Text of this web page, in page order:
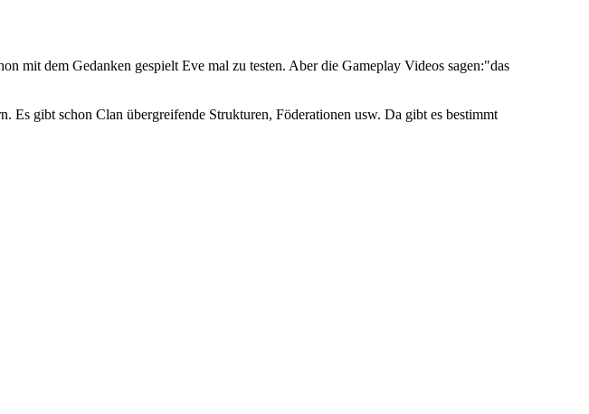
mit dem Gedanken gespielt Eve mal zu testen. Aber die Gameplay Videos sagen:"das
gibt schon Clan übergreifende Strukturen, Föderationen usw. Da gibt es bestimmt